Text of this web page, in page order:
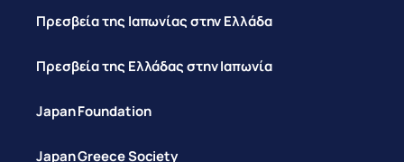
Πρεσβεία της Ιαπωνίας στην Ελλάδα
Πρεσβεία της Ελλάδας στην Ιαπωνία
Japan Foundation
Japan Greece Society